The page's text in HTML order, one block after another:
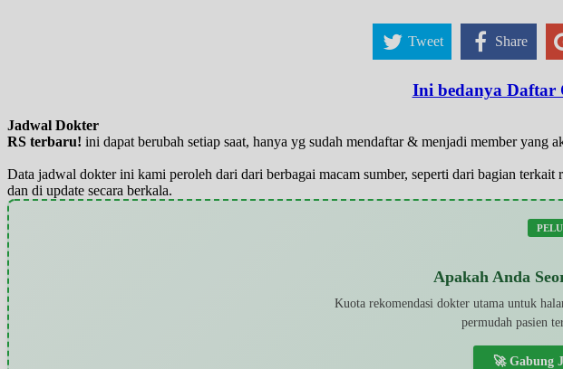
Tweet Share
Ini bedanya Daftar
Jadwal Dokter
RS terbaru! ini dapat berubah setiap saat, hanya yg sudah mendaftar & menjadi member yang
Data jadwal dokter ini kami peroleh dari dari berbagai macam sumber, seperti dari bagian
dan di update secara berkala.
Apakah Anda
Kuota rekomendasi dokter utama untuk
permudah pasien
🚀 Gabung